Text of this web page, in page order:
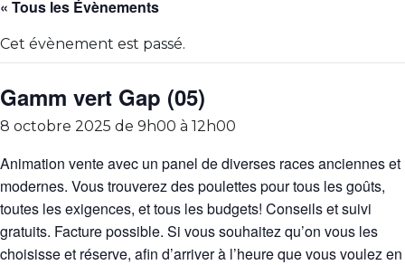
« Tous les Évènements
Cet évènement est passé.
Gamm vert Gap (05)
8 octobre 2025 de 9h00 à 12h00
Animation vente avec un panel de diverses races anciennes et
modernes. Vous trouverez des poulettes pour tous les goûts,
toutes les exigences, et tous les budgets! Conseils et suivi
gratuits. Facture possible. Si vous souhaitez qu’on vous les
choisisse et réserve, afin d’arriver à l’heure que vous voulez en